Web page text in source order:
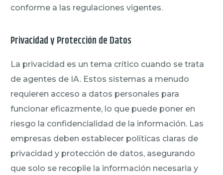
conforme a las regulaciones vigentes.
Privacidad y Protección de Datos
La privacidad es un tema crítico cuando se trata
de agentes de IA. Estos sistemas a menudo
requieren acceso a datos personales para
funcionar eficazmente, lo que puede poner en
riesgo la confidencialidad de la información. Las
empresas deben establecer políticas claras de
privacidad y protección de datos, asegurando
que solo se recopile la información necesaria y